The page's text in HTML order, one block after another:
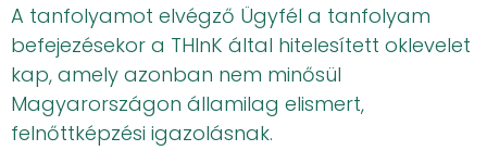
A tanfolyamot elvégző Ügyfél a tanfolyam
befejezésekor a THInK által hitelesített oklevelet
kap, amely azonban nem minősül
Magyarországon államilag elismert,
felnőttképzési igazolásnak.